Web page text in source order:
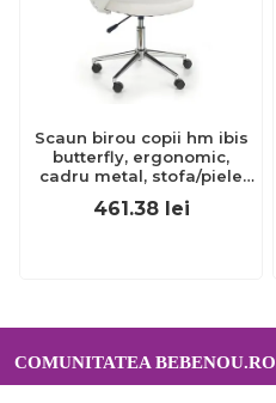
Scaun birou copii hm ibis
butterfly, ergonomic,
cadru metal, stofa/piele
ecologica, inaltime
ajustabila, 100 kg,
461.38 lei
COMUNITATEA BEBENOU.RO